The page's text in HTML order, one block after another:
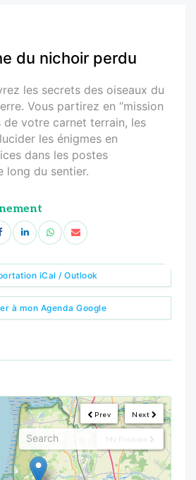
du nichoir perdu
les secrets des oiseaux du
Vous partirez en “mission
de votre carnet terrain, les
les énigmes en
dans les postes
long du sentier.
à mon Agenda Google
iCal / Outlook
Next
Prev
My Position